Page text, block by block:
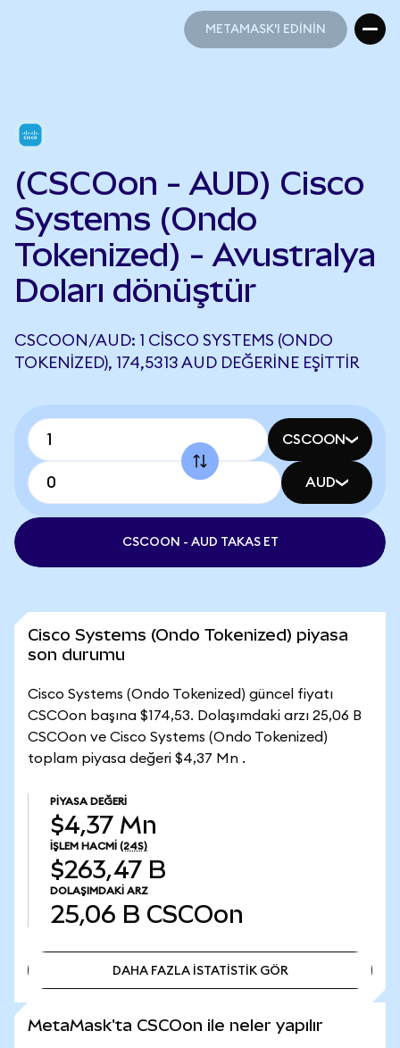
METAMASK'I EDİNİN
(CSCOon - AUD) Cisco
Systems (Ondo
Tokenized) - Avustralya
Doları dönüştür
CSCOON/AUD: 1 CISCO SYSTEMS (ONDO
TOKENIZED), 174,5313 AUD DEĞERINE EŞITTIR
CSCOON
AUD
CSCOON - AUD TAKAS ET
Cisco Systems (Ondo Tokenized) piyasa
son durumu
Cisco Systems (Ondo Tokenized) güncel fiyatı
CSCOon başına $174,53. Dolaşımdaki arzı 25,06 B
CSCOon ve Cisco Systems (Ondo Tokenized)
toplam piyasa değeri $4,37 Mn .
PIYASA DEĞERI
$4,37 Mn
İŞLEM HACMI (24S)
$263,47 B
DOLAŞIMDAKI ARZ
25,06 B CSCOon
DAHA FAZLA İSTATİSTİK GÖR
MetaMask'ta CSCOon ile neler yapılır